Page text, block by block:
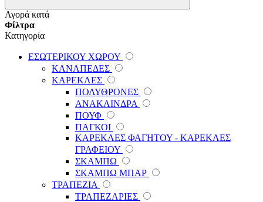
Αγορά κατά
Φίλτρα
Κατηγορία
ΕΣΩΤΕΡΙΚΟΥ ΧΩΡΟΥ
ΚΑΝΑΠΕΔΕΣ
ΚΑΡΕΚΛΕΣ
ΠΟΛΥΘΡΟΝΕΣ
ΑΝΑΚΛΙΝΔΡΑ
ΠΟΥΦ
ΠΑΓΚΟΙ
ΚΑΡΕΚΛΕΣ ΦΑΓΗΤΟΥ - ΚΑΡΕΚΛΕΣ
ΓΡΑΦΕΙΟΥ
ΣΚΑΜΠΩ
ΣΚΑΜΠΩ ΜΠΑΡ
ΤΡΑΠΕΖΙΑ
ΤΡΑΠΕΖΑΡΙΕΣ